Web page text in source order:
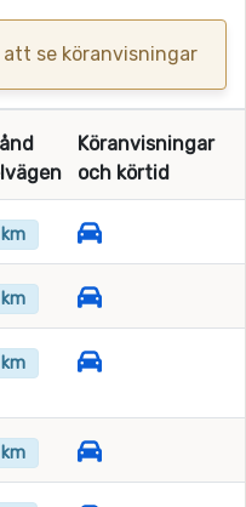
att se köranvisningar
Köranvisningar
och körtid